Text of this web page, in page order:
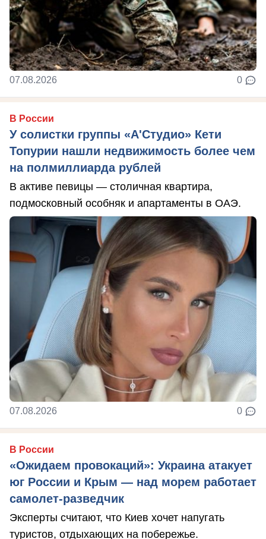
07.08.2026 0
В России
У солистки группы «А'Студио» Кети
Топурии нашли недвижимость более чем
на полмиллиарда рублей
В активе певицы — столичная квартира,
подмосковный особняк и апартаменты в ОАЭ.
07.08.2026 0
В России
«Ожидаем провокаций»: Украина атакует
юг России и Крым — над морем работает
самолет-разведчик
Эксперты считают, что Киев хочет напугать
туристов, отдыхающих на побережье.